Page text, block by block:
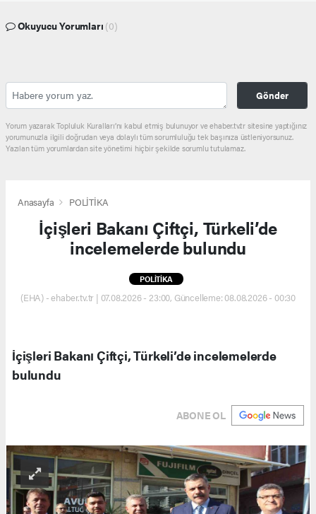
Okuyucu Yorumları (0)
Gönder
Yorum yazarak Topluluk Kuralları’nı kabul etmiş bulunuyor ve ehaber.tv.tr sitesine yaptığınız
yorumunuzla ilgili doğrudan veya dolaylı tüm sorumluluğu tek başınıza üstleniyorsunuz.
Yazılan tüm yorumlardan site yönetimi hiçbir şekilde sorumlu tutulamaz.
Anasayfa POLİTİKA
İçişleri Bakanı Çiftçi, Türkeli’de
incelemelerde bulundu
POLİTİKA
(EHA) - ehaber.tv.tr | 07.08.2026 - 23:00, Güncelleme: 08.08.2026 - 00:30
İçişleri Bakanı Çiftçi, Türkeli’de incelemelerde
bulundu
ABONE OL